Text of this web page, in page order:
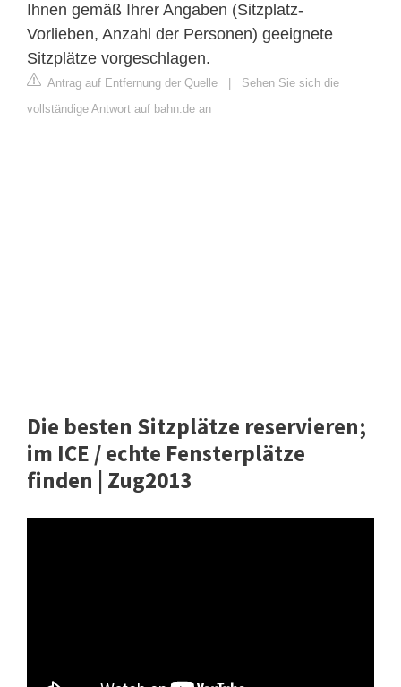
Ihnen gemäß Ihrer Angaben (Sitzplatz-
Vorlieben, Anzahl der Personen) geeignete
Sitzplätze vorgeschlagen.
Antrag auf Entfernung der Quelle
Sehen Sie sich die
vollständige Antwort auf bahn.de an
Die besten Sitzplätze reservieren;
im ICE / echte Fensterplätze
finden | Zug2013